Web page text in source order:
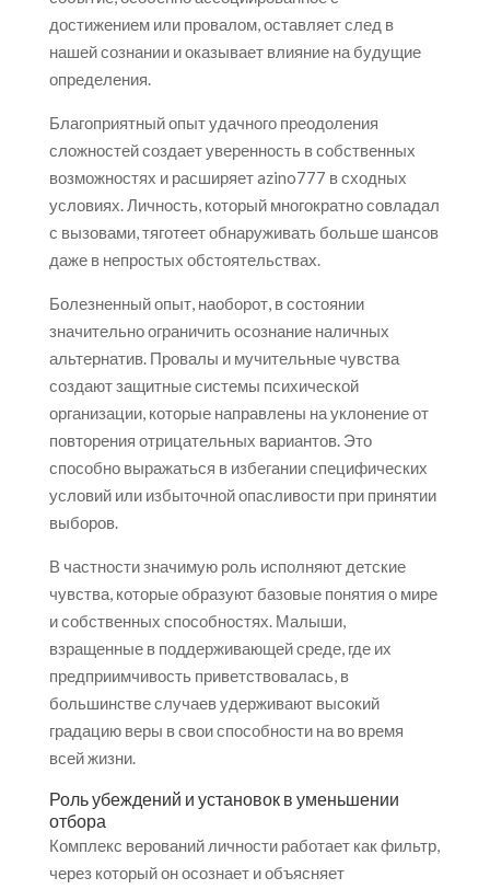
достижением или провалом, оставляет след в
нашей сознании и оказывает влияние на будущие
определения.
Благоприятный опыт удачного преодоления
сложностей создает уверенность в собственных
возможностях и расширяет azino777 в сходных
условиях. Личность, который многократно совладал
с вызовами, тяготеет обнаруживать больше шансов
даже в непростых обстоятельствах.
Болезненный опыт, наоборот, в состоянии
значительно ограничить осознание наличных
альтернатив. Провалы и мучительные чувства
создают защитные системы психической
организации, которые направлены на уклонение от
повторения отрицательных вариантов. Это
способно выражаться в избегании специфических
условий или избыточной опасливости при принятии
выборов.
В частности значимую роль исполняют детские
чувства, которые образуют базовые понятия о мире
и собственных способностях. Малыши,
взращенные в поддерживающей среде, где их
предприимчивость приветствовалась, в
большинстве случаев удерживают высокий
градацию веры в свои способности на во время
всей жизни.
Роль убеждений и установок в уменьшении
отбора
Комплекс верований личности работает как фильтр,
через который он осознает и объясняет